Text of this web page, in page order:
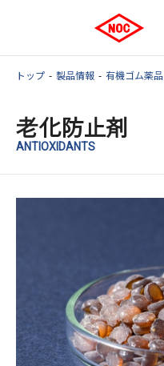
トップ 製品情報 有機ゴム薬品
老化防止剤
ANTIOXIDANTS